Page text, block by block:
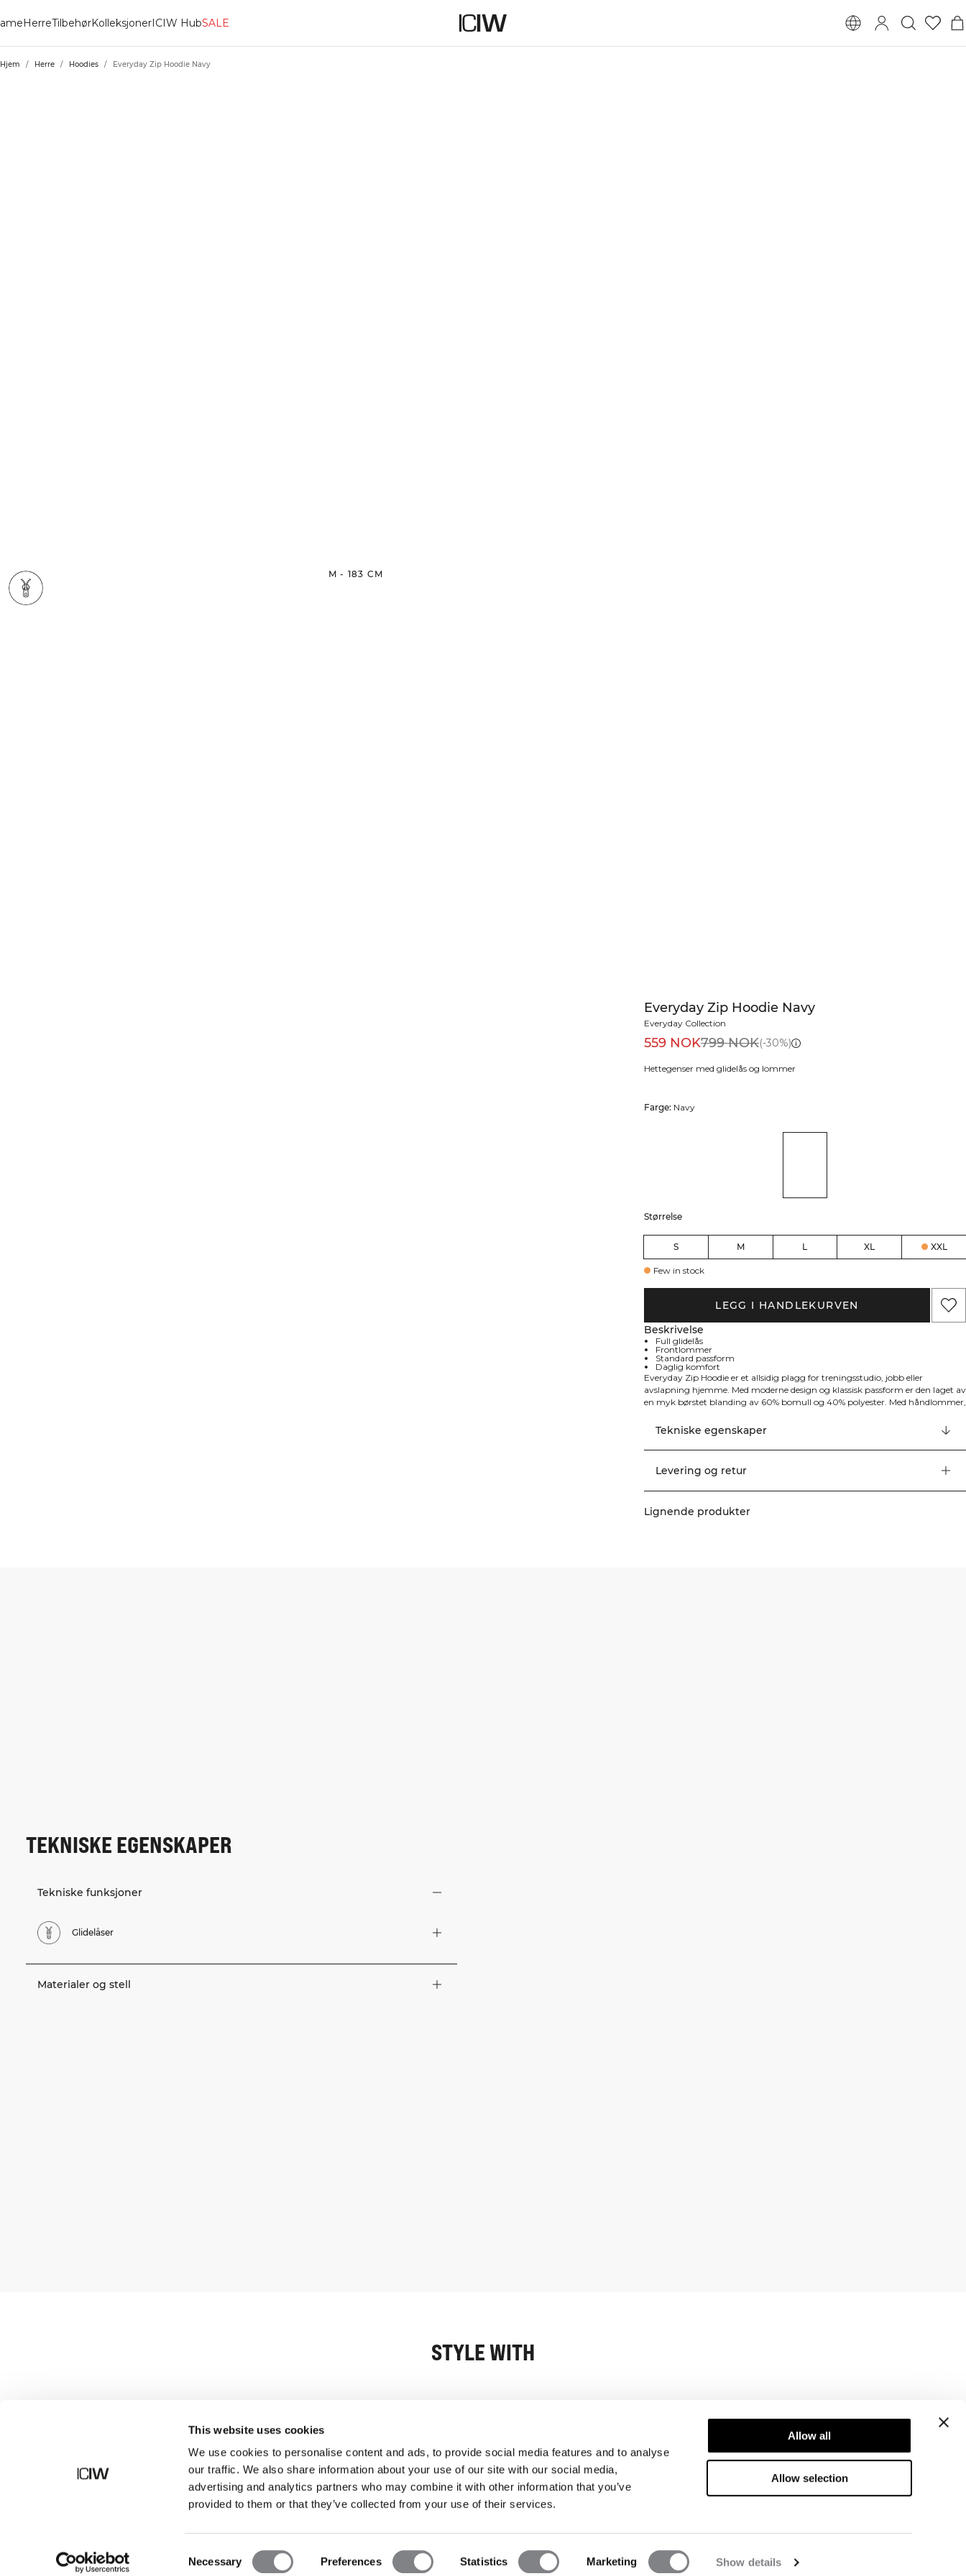
This website uses cookies
We use cookies to personalise content and ads, to provide social media features and to analyse
our traffic. We also share information about your use of our site with our social media,
advertising and analytics partners who may combine it with other information that you’ve
provided to them or that they’ve collected from your use of their services.
Selection
Necessary Preferences Statistics Marketing Show details
Allow all
Allow selection
HerreTilbehørKolleksjonerICIW HubSALE
Hjem / Herre / Hoodies / Everyday Zip Hoodie Navy
M - 183 CM
Everyday Zip Hoodie Navy
Everyday Collection
559 NOK799 NOK(-30%)
Hettegenser med glidelås og lommer
Farge: Navy
Størrelse
S M L XL XXL
Few in stock
LEGG I HANDLEKURVEN
Beskrivelse
Full glidelås
Frontlommer
Standard passform
Daglig komfort
Everyday Zip Hoodie er et allsidig plagg for treningsstudio, jobb eller
avslapning hjemme. Med moderne design og klassisk passform er den laget av
en myk børstet blanding av 60% bomull og 40% polyester. Med håndlommer,
for daglig bruk.
Tekniske egenskaper
Levering og retur
Lignende produkter
TEKNISKE EGENSKAPER
Tekniske funksjoner
Glidelåser
Materialer og stell
STYLE WITH
Shop
Newsletter
Abonner på nyhetsbrevet vårt! Få eksklusive
tilbud, de siste nyhetene våre og mye mer.